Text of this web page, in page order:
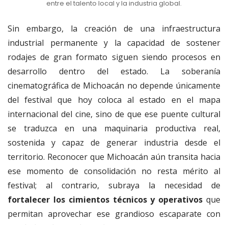
entre el talento local y la industria global.
Sin embargo, la creación de una infraestructura
industrial permanente y la capacidad de sostener
rodajes de gran formato siguen siendo procesos en
desarrollo dentro del estado. La soberanía
cinematográfica de Michoacán no depende únicamente
del festival que hoy coloca al estado en el mapa
internacional del cine, sino de que ese puente cultural
se traduzca en una maquinaria productiva real,
sostenida y capaz de generar industria desde el
territorio. Reconocer que Michoacán aún transita hacia
ese momento de consolidación no resta mérito al
festival; al contrario, subraya la necesidad de
fortalecer los cimientos técnicos y operativos que
permitan aprovechar ese grandioso escaparate con